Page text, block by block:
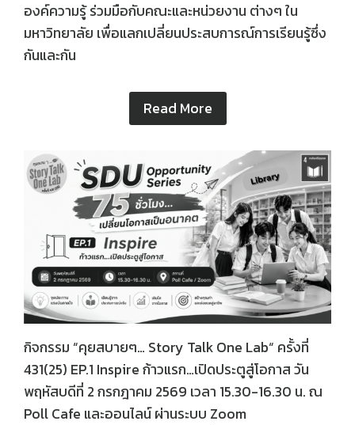
องค์ความรู้ ร่วมมือกับคณะและหน่วยงาน ต่างๆ ใน
มหาวิทยาลัย เพื่อแลกเปลี่ยนประสบการณ์การเรียนรู้ซึ่ง
กันและกัน
Read More
กิจกรรม “คุยสบายๆ… Story Talk One Lab“ ครั้งที่
431(25) EP.1 Inspire ก้าวแรก…เปิดประตูสู่โอกาส วัน
พฤหัสบดีที่ 2 กรกฎาคม 2569 เวลา 15.30-16.30 น. ณ
Poll Cafe และออนไลน์ ผ่านระบบ Zoom